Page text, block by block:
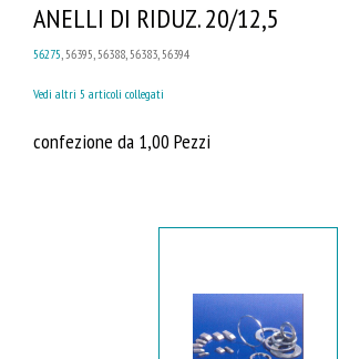
ANELLI DI RIDUZ. 20/12,5
56275, 56395, 56388, 56383, 56394
Vedi altri 5 articoli collegati
confezione da 1,00 Pezzi